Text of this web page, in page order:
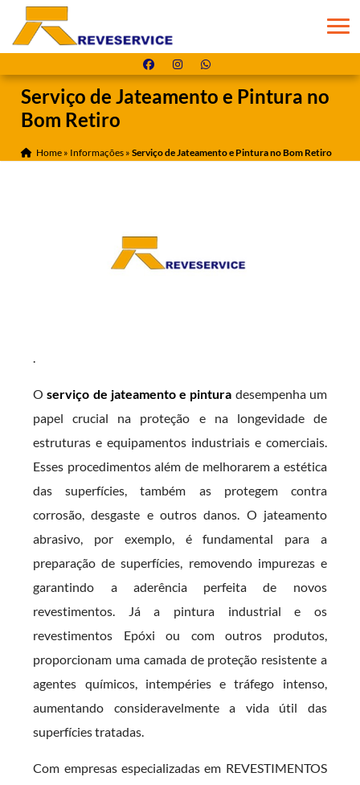
Serviço de Jateamento e Pintura no
Bom Retiro
Home » Informações »Serviço de Jateamento e Pintura no Bom Retiro
.
Oserviço de jateamento e pintura desempenha um
papel crucial na proteção e na longevidade de
estruturas e equipamentos industriais e comerciais.
Esses procedimentos além de melhorarem a estética
das superfícies, também as protegem contra
corrosão, desgaste e outros danos. O jateamento
abrasivo, por exemplo, é fundamental para a
preparação de superfícies, removendo impurezas e
garantindo a aderência perfeita de novos
revestimentos. Já a pintura industrial e os
revestimentos Epóxi ou com outros produtos,
proporcionam uma camada de proteção resistente a
agentes químicos, intempéries e tráfego intenso,
aumentando consideravelmente a vida útil das
superfícies tratadas.
Com empresas especializadas em REVESTIMENTOS